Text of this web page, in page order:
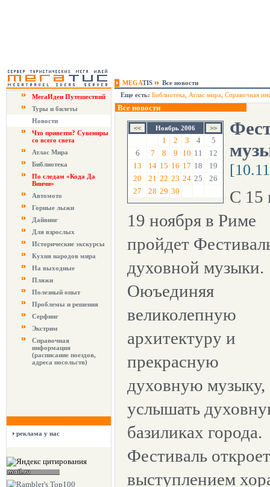
MEGATIS
Все новости
МегаИдеи Путешествий
Туры и билеты
Новости
Что привезти? Сувениры
со всего света
Атлас Мира
Библиотека
По следам «Кода Да
Винчи»
Автомото
Горные лыжи
Дайвинг
Для взрослых
Исторические экскурсы
Кухня народов мира
На выходные
Пляжи
Полезный опыт
Проблемы и решения
Серфинг
Экстрим
Справочная
информация
(расписание поездов,
адреса посольств)
реклама у нас
Еще есть: Библиотека Атлас мира Справочная
Все новости
Ноябрь 2006
1 2 3 4
5
6
7 8 9 10 11
12
13
14 15 16 17 18
19
20
21 22 23 24 25
26
27
28 29 30
С 15
19 ноября в Риме
пройдет
духовной музыки.
Оюъединяя
великолепную
архитектуру и
прекрасную
духовную музыку,
услышать
базиликах города.
Фестиваль
выступлением